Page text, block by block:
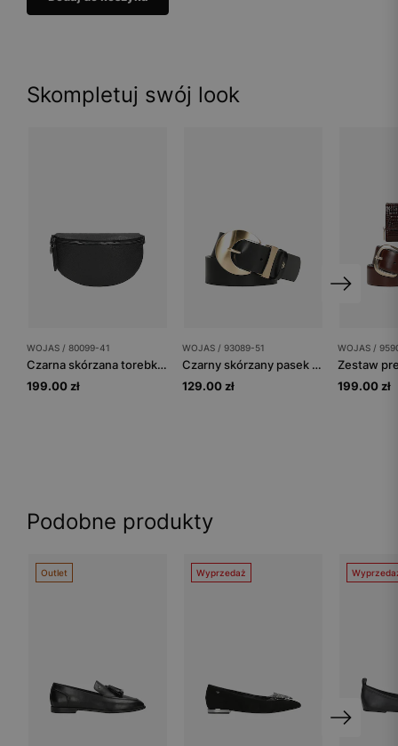
Skompletuj swój look
WOJAS / 80099-41
Czarna skórzana torebka nerka
199.00 zł
WOJAS / 93089-51
Czarny skórzany pasek damski z dużą klamrą
129.00 zł
WOJAS /
199.00 zł
Podobne produkty
Outlet Wyprzedaż